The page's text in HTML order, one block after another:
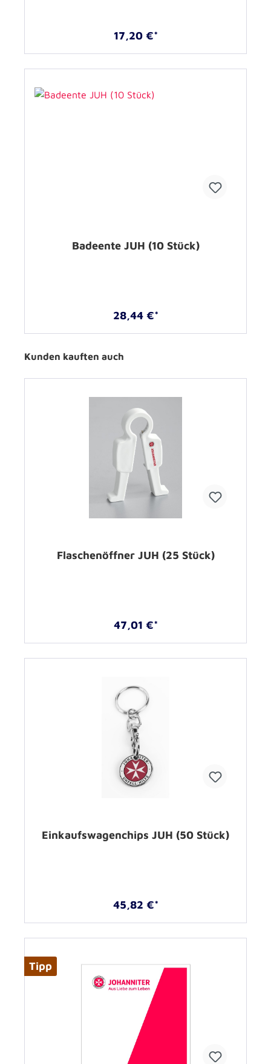
17,20 €*
Badeente JUH (10 Stück)
28,44 €*
Kunden kauften auch
Flaschenöffner JUH (25 Stück)
47,01 €*
Einkaufswagenchips JUH (50 Stück)
45,82 €*
Tipp